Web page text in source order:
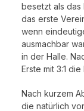
besetzt als das
das erste
wenn
ausmachbar
in der Halle.
Erste mit 3:1 die
Nach kurzem
die natürlich